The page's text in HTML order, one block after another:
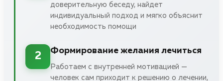
доверительную беседу, найдет
индивидуальный подход и мягко объяснит
необходимость помощи
2
Формирование желания лечиться
Работаем с внутренней мотивацией —
человек сам приходит к решению о лечении,